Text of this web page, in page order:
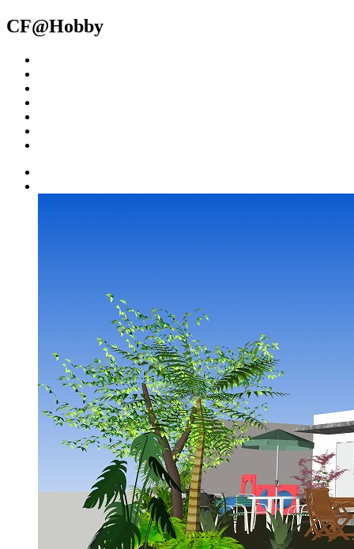
CF@Hobby